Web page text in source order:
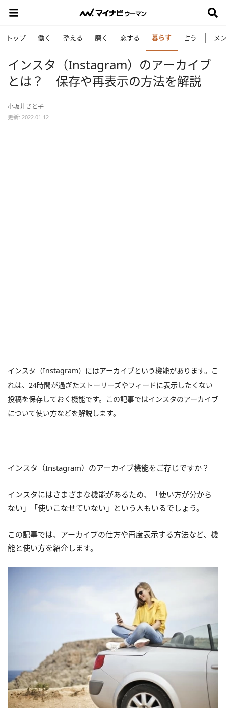
トップ 働く 整える 磨く 恋する 暮らす 占う メ
インスタ（Instagram）のアーカイブ
とは？ 保存や再表示の方法を解説
小坂井さと子
更新: 2022.01.12
インスタ（Instagram）にはアーカイブという機能があります。こ
れは、24時間が過ぎたストーリーズやフィードに表示したくない
投稿を保存しておく機能です。この記事ではインスタのアーカイブ
について使い方などを解説します。
インスタ（Instagram）のアーカイブ機能をご存じですか？
インスタにはさまざまな機能があるため、「使い方が分から
ない」「使いこなせていない」という人もいるでしょう。
この記事では、アーカイブの仕方や再度表示する方法など、機
能と使い方を紹介します。